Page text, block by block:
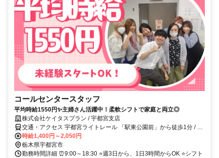
コールセンタースタッフ
平均時給1550円✨主婦さん活躍中！柔軟シフトで家庭と両立◎
株式会社ケイタスプラン / 宇都宮支店
交通・アクセス 宇都宮ライトレール 「駅東公園前」から徒歩1分 / 東
北本線「宇都宮駅」から徒歩12分 / 宇都宮大学からの通勤もしやす
く、大学生さんも多く活躍中です。「東武宇都宮駅」から車23分 ※
交通費として1日500円支給※ ★車通勤OK！
時給1,400円～2,050円
栃木県宇都宮市
勤務時間詳細 ⏰9:00～18:30 ⭐週3日から、1日3時間からOK ⭐シフト